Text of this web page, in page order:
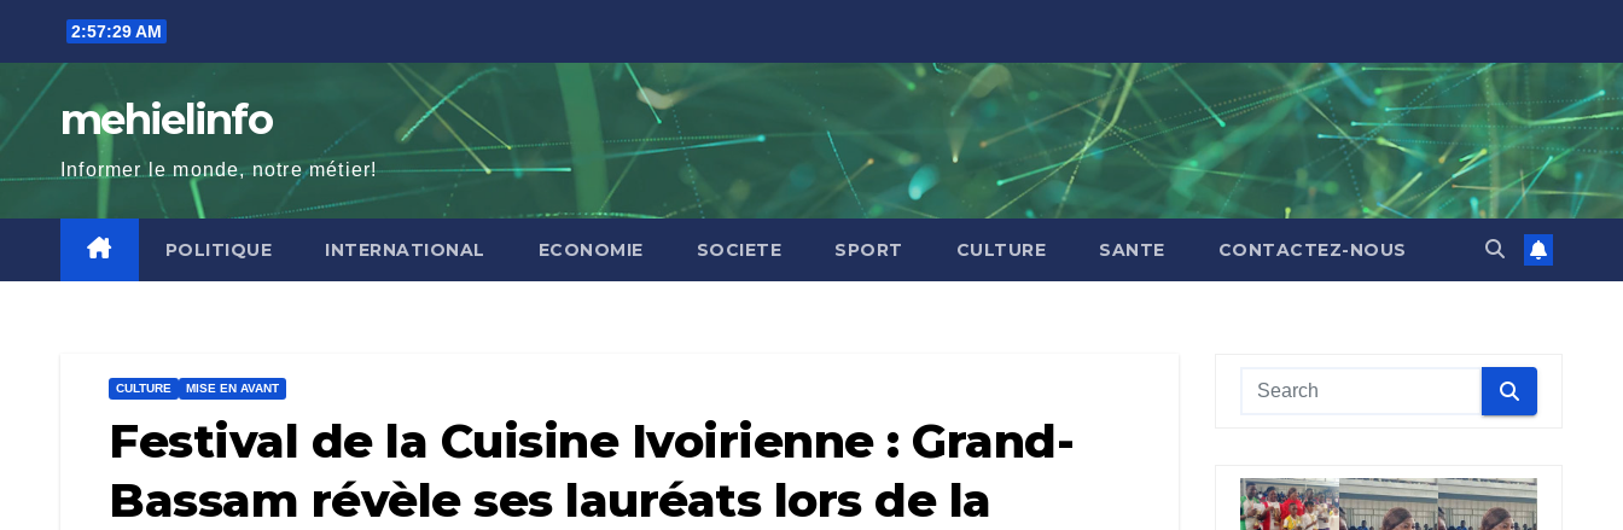
content
2:57:31 AM
mehielinfo
Informer le monde, notre métier!
POLITIQUE INTERNATIONAL ECONOMIE SOCIETE SPORT CULTURE SANTE CONTACTEZ-NOUS
CULTURE MISE EN AVANT
Festival de la Cuisine Ivoirienne : Grand-
Bassam révèle ses lauréats lors de la